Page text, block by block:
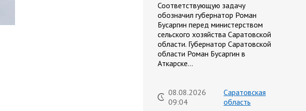
Соответствующую задачу
обозначил губернатор Роман
Бусаргин перед министерством
сельского хозяйства Саратовской
области. Губернатор Саратовской
области Роман Бусаргин в
Аткарске…
08.08.2026
09:04
Саратовская
область